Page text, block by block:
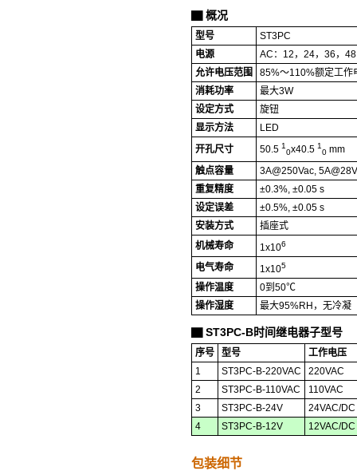
概况
型号
ST3PC
电源
AC：12，24，36，
允许电压范围
85%～110%额定工作
消耗功率
最大3W
设定方式
旋钮
显示方法
LED
开孔尺寸
50.5 1
0x40.5 1
0 mm
触点容量
3A@250Vac,
重复精度
±0.3%, ±0.05 s
设定误差
±0.5%, ±0.05 s
安装方式
插座式
机械寿命
1x106
电气寿命 1x105
操作温度
0到50℃
操作湿度
最大95%RH，无冷凝
ST3PC-B时间继电器子型号
序号 型号
工作电压
1
ST3PC-B-220VAC
220VAC
2
ST3PC-B-110VAC
110VAC
3
ST3PC-B-24V
24VAC/DC
4
ST3PC-B-12V 12VAC/DC
包装细节